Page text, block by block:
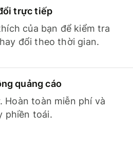
trực tiếp
của bạn để kiểm tra
đổi theo thời gian.
quảng cáo
Hoàn toàn miễn phí và
phiền toái.